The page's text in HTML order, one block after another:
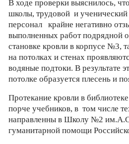
В ходе проверки выяснилось,
школы, трудовой и ученический
персонал крайне негативно
выполненных работ подрядной
становке кровли в корпусе №3,
на потолках и стенах
водяные подтоки. В результате
потолке образуется плесень и
Протекание кровли в
порче учебников, в том числе
направленны в Школу №2
гуманитарной помощи